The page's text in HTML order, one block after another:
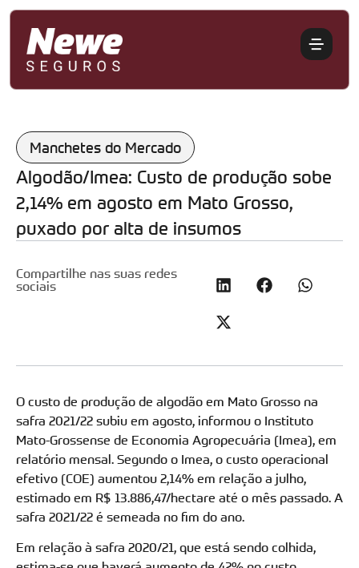
Manchetes do Mercado
Algodão/Imea: Custo de produção sobe
2,14% em agosto em Mato Grosso,
puxado por alta de insumos
Compartilhe nas suas redes
sociais
O custo de produção de algodão em Mato Grosso na
safra 2021/22 subiu em agosto, informou o Instituto
Mato-Grossense de Economia Agropecuária (Imea), em
relatório mensal. Segundo o Imea, o custo operacional
efetivo (COE) aumentou 2,14% em relação a julho,
estimado em R$ 13.886,47/hectare até o mês passado. A
safra 2021/22 é semeada no fim do ano.
Em relação à safra 2020/21, que está sendo colhida,